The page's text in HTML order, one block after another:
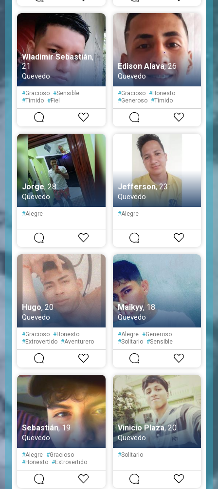
Wladimir Sebastián,
21
Quevedo
#Gracioso #Sensible
#Tímido #Fiel
Edison Alava, 26
Quevedo
#Gracioso #Honesto
#Generoso #Tímido
#Atento #Educado
Servicial
Jorge, 28
Quevedo
#Alegre
Jefferson, 23
Quevedo
#Alegre
Hugo, 20
Quevedo
#Gracioso #Honesto
#Extrovertido #Aventurero
#Optimista #Despistado
Paciente
Maikyy, 18
Quevedo
#Alegre #Generoso
#Solitario #Sensible
#Tímido #Desconfiado
Atento
Sebastián, 19
Quevedo
#Alegre #Gracioso
#Honesto #Extrovertido
#Aventurero
Vinicio Plaza, 20
Quevedo
#Solitario